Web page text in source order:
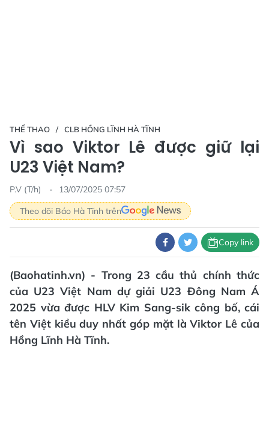
THỂ THAO CLB HỒNG LĨNH HÀ TĨNH
Vì sao Viktor Lê được giữ lại
U23 Việt Nam?
P.V (T/h)
13/07/2025 07:57
Theo dõi Báo Hà Tĩnh trên
Copy link
(Baohatinh.vn) - Trong 23 cầu thủ chính thức
của U23 Việt Nam dự giải U23 Đông Nam Á
2025 vừa được HLV Kim Sang-sik công bố, cái
tên Việt kiều duy nhất góp mặt là Viktor Lê của
Hồng Lĩnh Hà Tĩnh.